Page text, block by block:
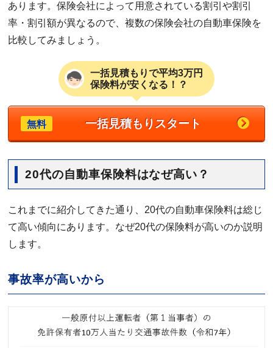
あります。保険会社によって用意されている割引や割引
率・割引額が異なるので、複数の保険会社の自動車保険を
比較してみましょう。
一括見積もりで平均3万円
保険料が安くなる！？
無料 一括見積もりスタート
20代の自動車保険料はなぜ高い？
これまでに紹介してきた通り、20代の自動車保険料は総じ
て高い傾向にあります。なぜ20代の保険料が高いのか説明
します。
事故率が高いから